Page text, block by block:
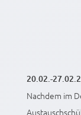
20.02.-
Nachdem im